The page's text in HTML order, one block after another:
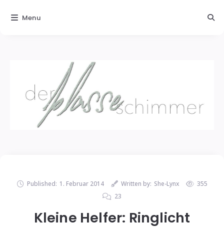
Published: 1. Februar 2014 Written by: She-Lynx
355
23
Kleine Helfer: Ringlicht
Menu